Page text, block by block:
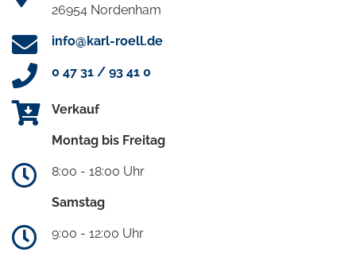
26954 Nordenham
info@karl-roell.de
0 47 31 / 93 41 0
Verkauf
Montag bis Freitag
8:00 - 18:00 Uhr
Samstag
9:00 - 12:00 Uhr